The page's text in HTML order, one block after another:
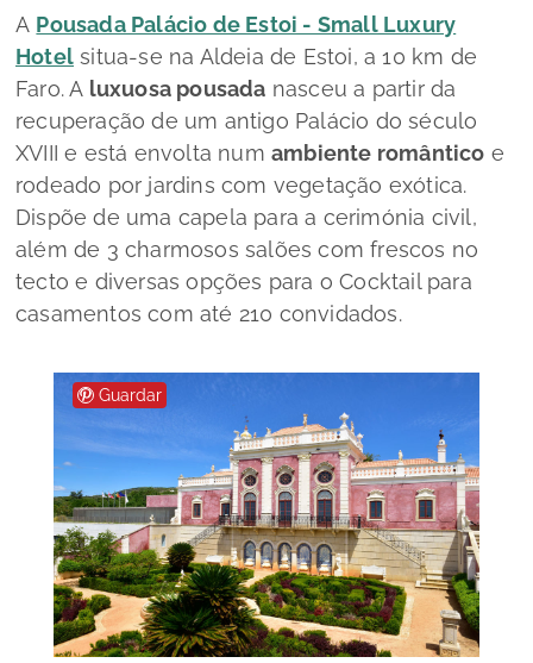
A Pousada Palácio de Estoi - Small Luxury
Hotel situa-se na Aldeia de Estoi, a 10 km de
Faro. A luxuosa pousada nasceu a partir da
recuperação de um antigo Palácio do século
XVIII e está envolta num ambiente romântico e
rodeado por jardins com vegetação exótica.
Dispõe de uma capela para a cerimónia civil,
além de 3 charmosos salões com frescos no
tecto e diversas opções para oCocktail para
casamentos com até 210 convidados.
Guardar